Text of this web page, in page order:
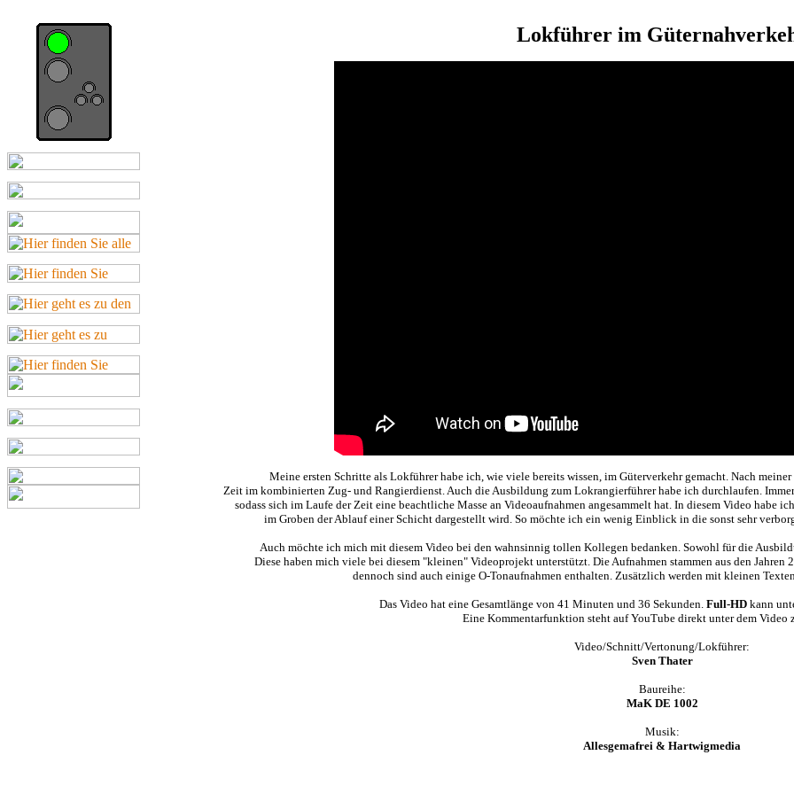
Lokführer im
Meine ersten Schritte als Lokführer habe ich, wie viele bereits wissen, im Güterverkehr gemacht. Nach
Zeit im kombinierten Zug- und Rangierdienst. Auch die Ausbildung zum Lokrangierführer habe ich durchlaufen.
sodass sich im Laufe der Zeit eine beachtliche Masse an Videoaufnahmen angesammelt hat. In diesem Video habe
im Groben der Ablauf einer Schicht dargestellt wird. So möchte ich ein wenig Einblick in die sonst sehr
Auch möchte ich mich mit diesem Video bei den wahnsinnig tollen Kollegen bedanken. Sowohl für die
Diese haben mich viele bei diesem "kleinen" Videoprojekt unterstützt. Die Aufnahmen stammen aus den
dennoch sind auch einige O-Tonaufnahmen enthalten. Zusätzlich werden mit kleinen
Das Video hat eine Gesamtlänge von 41 Minuten und 36 Sekunden. Full-HD kann
Eine Kommentarfunktion steht auf YouTube direkt unter dem Video
Video/Schnitt/Vertonung/Lokführer:
Sven Thater
Baureihe:
MaK DE 1002
Musik:
Allesgemafrei & Hartwigmedia